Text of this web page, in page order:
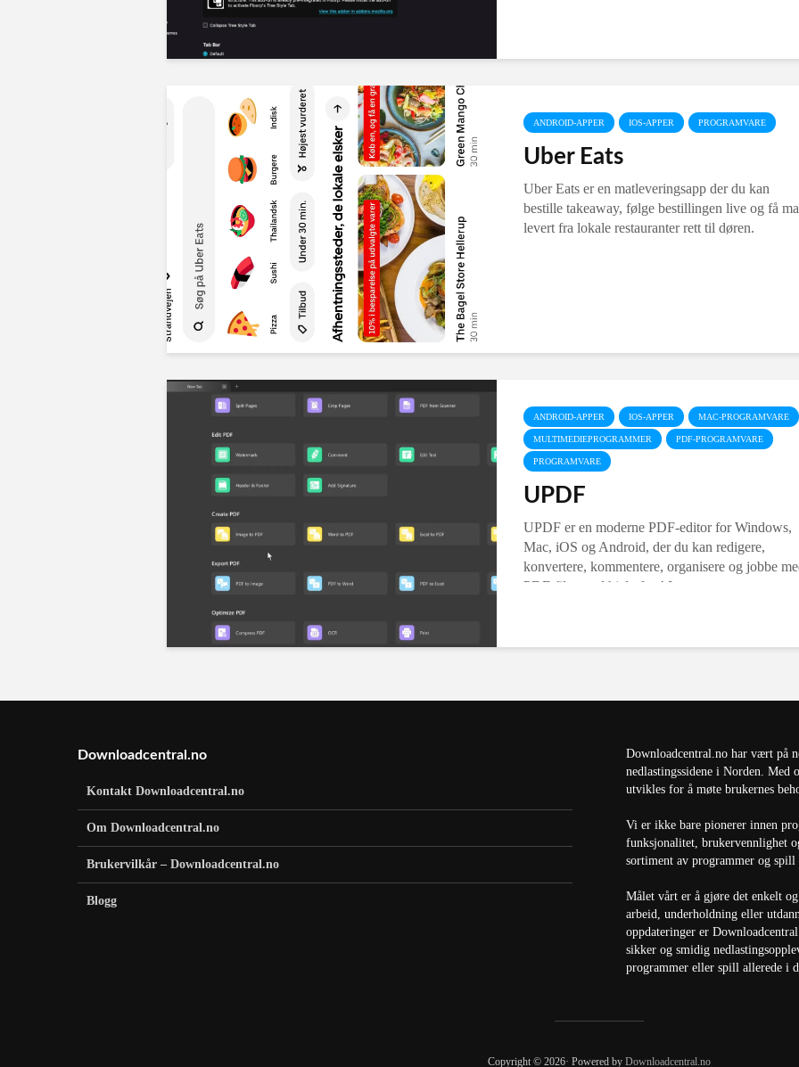
ANDROID-APPER IOS-APPER PROGRAMVARE
Uber Eats
Uber Eats er en matleveringsapp der du kan
bestille takeaway, følge bestillingen live og få
levert fra lokale restauranter rett til døren.
ANDROID-APPER IOS-APPER MAC-PROGRAMVARE
MULTIMEDIEPROGRAMMER PDF-PROGRAMVARE
PROGRAMVARE
UPDF
UPDF er en moderne PDF-editor for Windows,
Mac, iOS og Android, der du kan redigere,
konvertere, kommentere, organisere og jobbe
PDF-filer med hjelp fra AI.
Downloadcentral.no
Kontakt Downloadcentral.no
Om Downloadcentral.no
Brukervilkår – Downloadcentral.no
Blogg
Downloadcentral.no har vært på
nedlastingssidene i Norden.
utvikles for å møte brukernes
Vi er ikke bare pionerer innen
funksjonalitet, brukervennlighet
sortiment av programmer og
Målet vårt er å gjøre det enkelt
arbeid, underholdning eller
oppdateringer er
sikker og smidig
programmer eller spill allerede i
Copyright © 2026· Powered by Downloadcentral.no